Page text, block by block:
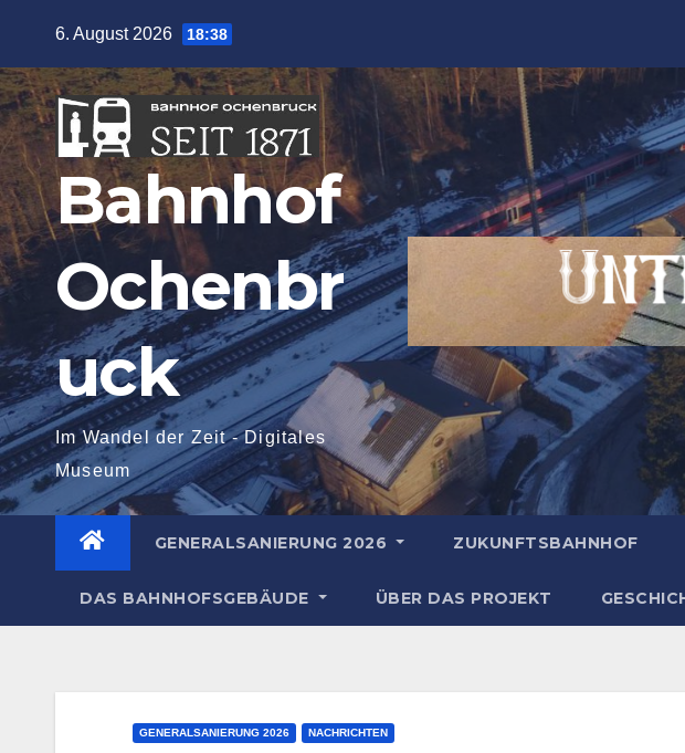
springen
6. August 2026 18:38
Bahnhof
Ochenbr
uck
Im Wandel der Zeit - Digitales
Museum
GENERALSANIERUNG 2026 ZUKUNFTSBAHNHOF
DAS BAHNHOFSGEBÄUDE ÜBER DAS PROJEKT
GENERALSANIERUNG 2026 NACHRICHTEN